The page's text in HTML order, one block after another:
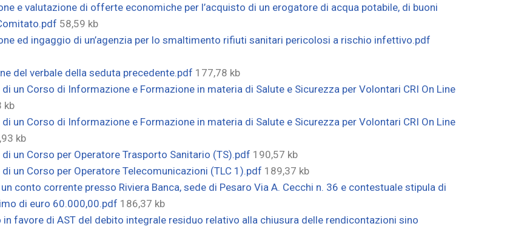
e valutazione di offerte economiche per l’acquisto di un erogatore di acqua potabile, di buoni
58,59 kb
ed ingaggio di un’agenzia per lo smaltimento rifiuti sanitari pericolosi a rischio infettivo.pdf
del verbale della seduta precedente.pdf 177,78 kb
un Corso di Informazione e Formazione in materia di Salute e Sicurezza per Volontari CRI On Line
kb
un Corso di Informazione e Formazione in materia di Salute e Sicurezza per Volontari CRI On Line
kb
un Corso per Operatore Trasporto Sanitario (TS).pdf 190,57 kb
un Corso per Operatore Telecomunicazioni (TLC 1).pdf 189,37 kb
conto corrente presso Riviera Banca, sede di Pesaro Via A. Cecchi n. 36 e contestuale stipula di
di euro 60.000,00.pdf 186,37 kb
favore di AST del debito integrale residuo relativo alla chiusura delle rendicontazioni sino